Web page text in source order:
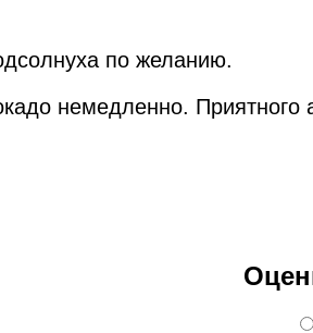
по желанию.
немедленно. Приятного